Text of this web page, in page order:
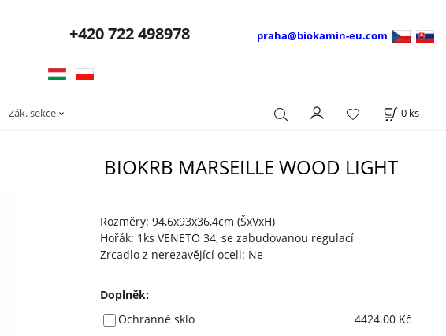
+420722 498978 praha@biokamin-eu.com
Zák. sekce 0 ks
BIOKRB MARSEILLE WOOD LIGHT
Rozměry: 94,6x93x36,4cm (ŠxVxH)
Hořák: 1ks VENETO 34, se zabudovanou regulací
Zrcadlo z nerezavějící oceli: Ne
Doplněk:
Ochranné sklo
4424.00 Kč